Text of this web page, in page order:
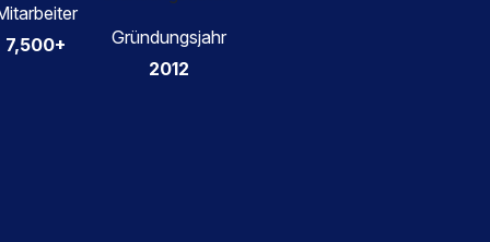
7,500+
Gründungsjahr
2012